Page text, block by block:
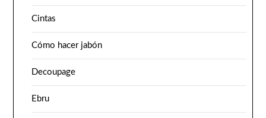
Cintas
Cómo hacer jabón
Decoupage
Ebru